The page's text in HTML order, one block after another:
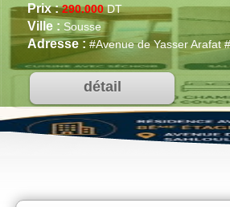
Prix :290.000DT
Ville : Sousse
Adresse :#Avenue de Yasser Arafat
détail